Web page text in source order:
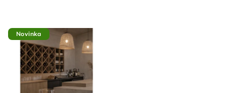
Novinka